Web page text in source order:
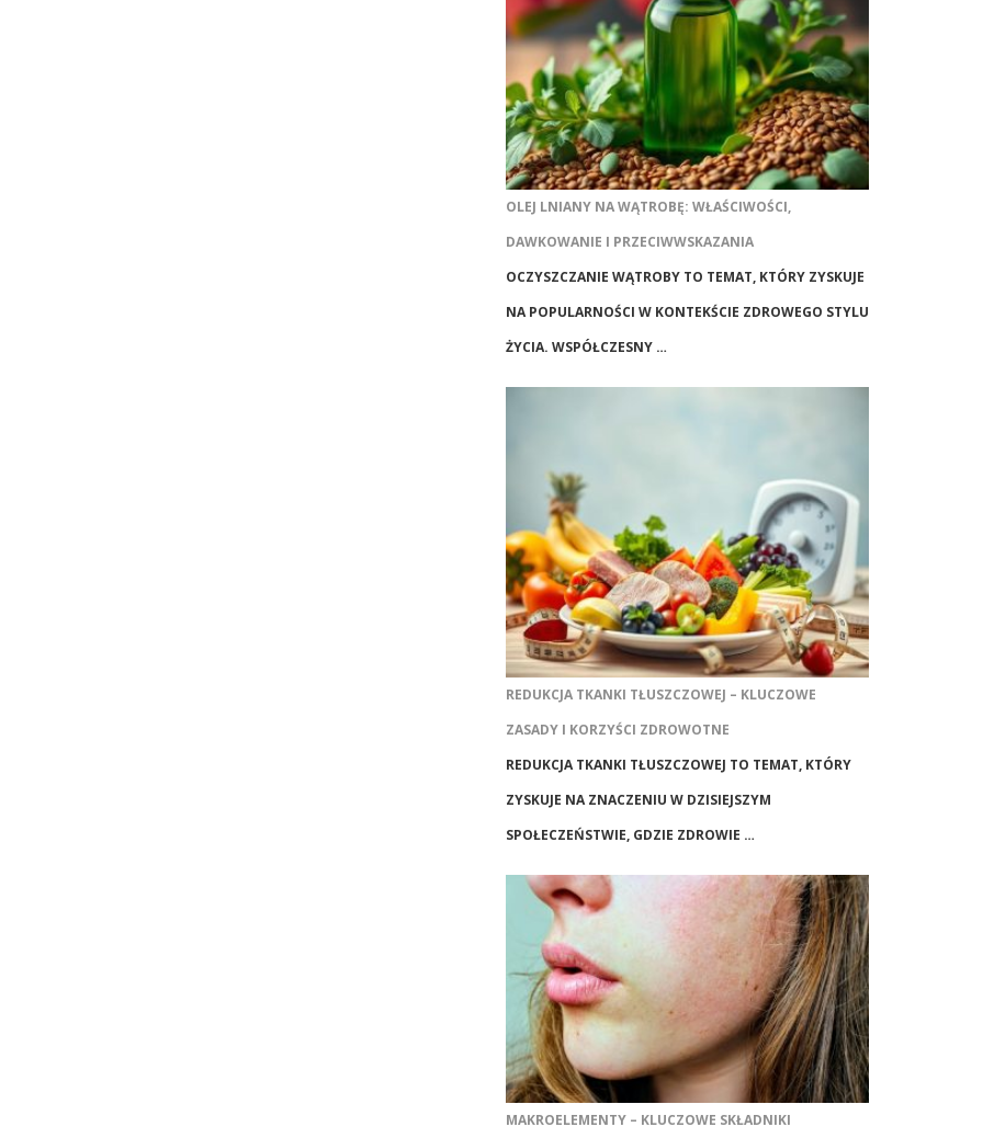
OLEJ LNIANY NA WĄTROBĘ: WŁAŚCIWOŚCI,
DAWKOWANIE I PRZECIWWSKAZANIA
OCZYSZCZANIE WĄTROBY TO TEMAT, KTÓRY ZYSKUJE
NA POPULARNOŚCI W KONTEKŚCIE ZDROWEGO STYLU
ŻYCIA. WSPÓŁCZESNY …
REDUKCJA TKANKI TŁUSZCZOWEJ – KLUCZOWE
ZASADY I KORZYŚCI ZDROWOTNE
REDUKCJA TKANKI TŁUSZCZOWEJ TO TEMAT, KTÓRY
ZYSKUJE NA ZNACZENIU W DZISIEJSZYM
SPOŁECZEŃSTWIE, GDZIE ZDROWIE …
MAKROELEMENTY – KLUCZOWE SKŁADNIKI